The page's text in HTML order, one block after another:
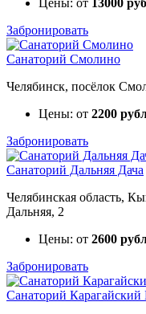
Забронировать
Санаторий Смолино
Челябинск, посёлок
Цены: от 2200
Забронировать
Санаторий Дальняя Дача
Челябинская область,
Дальняя, 2
Цены: от 2600
Забронировать
Санаторий Карагайский